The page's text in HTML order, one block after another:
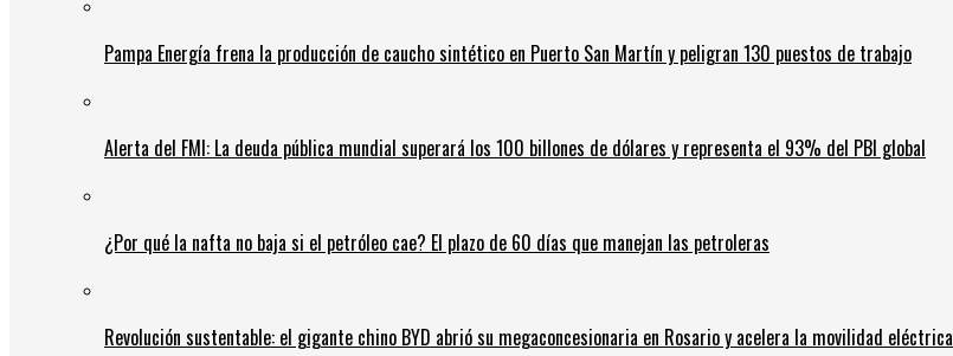
Pampa Energía frena la producción de caucho sintético en Puerto San Martín y peligran 130 puestos de trabajo
Alerta del FMI: La deuda pública mundial superará los 100 billones de dólares y representa el 93% del PBI global
¿Por qué la nafta no baja si el petróleo cae? El plazo de 60 días que manejan las petroleras
Revolución sustentable: el gigante chino BYD abrió su megaconcesionaria en Rosario y acelera la movilidad eléctrica